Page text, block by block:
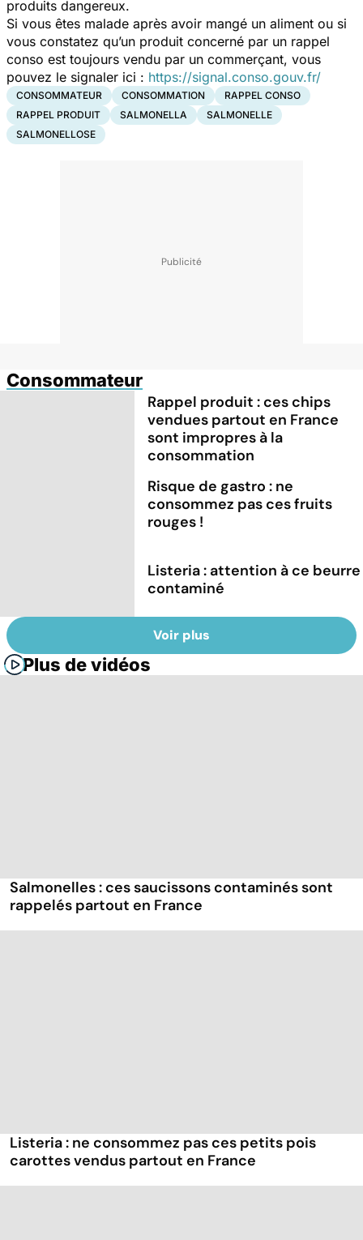
produits dangereux.
Si vous êtes malade après avoir mangé un aliment ou si
vous constatez qu’un produit concerné par un rappel
conso est toujours vendu par un commerçant, vous
pouvez le signaler ici : https://signal.conso.gouv.fr/
CONSOMMATEUR CONSOMMATION
RAPPEL CONSO
RAPPEL PRODUIT
SALMONELLA
SALMONELLE
SALMONELLOSE
Consommateur
Rappel produit : ces chips
vendues partout en France
sont impropres à la
consommation
Risque de gastro : ne
consommez pas ces fruits
rouges !
Listeria : attention à ce beurre
contaminé
Voir plus
Plus de vidéos
Salmonelles : ces saucissons contaminés sont
rappelés partout en France
Listeria : ne consommez pas ces petits pois
carottes vendus partout en France